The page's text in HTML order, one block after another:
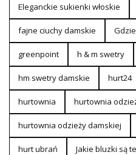
Eleganckie sukienki włoskie
fajne ciuchy damskie
greenpoint h & m swetry
hm swetry damskie hurt24
hurtownia hurtownia
hurtownia odzieży damskiej
hurt ubrań Jakie bluzki są